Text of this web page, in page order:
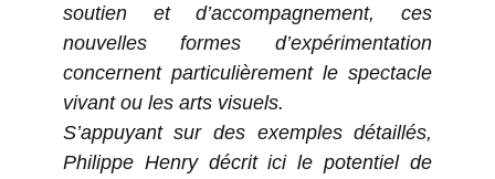
soutien et d’accompagnement, ces
nouvelles formes d’expérimentation
concernent particulièrement le spectacle
vivant ou les arts visuels.
S’appuyant sur des exemples détaillés,
Philippe Henry décrit ici le potentiel de